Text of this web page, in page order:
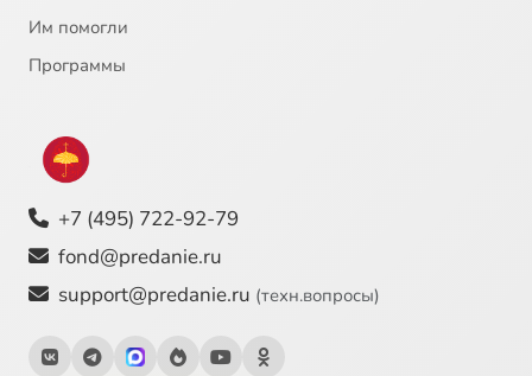
Им помогли
Программы
+7 (495) 722-92-79
fond@predanie.ru
support@predanie.ru (техн.вопросы)